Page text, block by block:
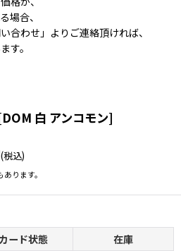
場合、
合わせ」よりご連絡頂ければ、
す。
DOM 白 アンコモン]
(税込)
ります。
カード状態 在庫